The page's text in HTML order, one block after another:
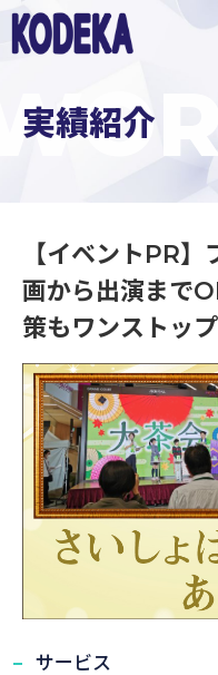
実績紹介
【イベントPR
画から出演まで
策もワンストップ
サービス